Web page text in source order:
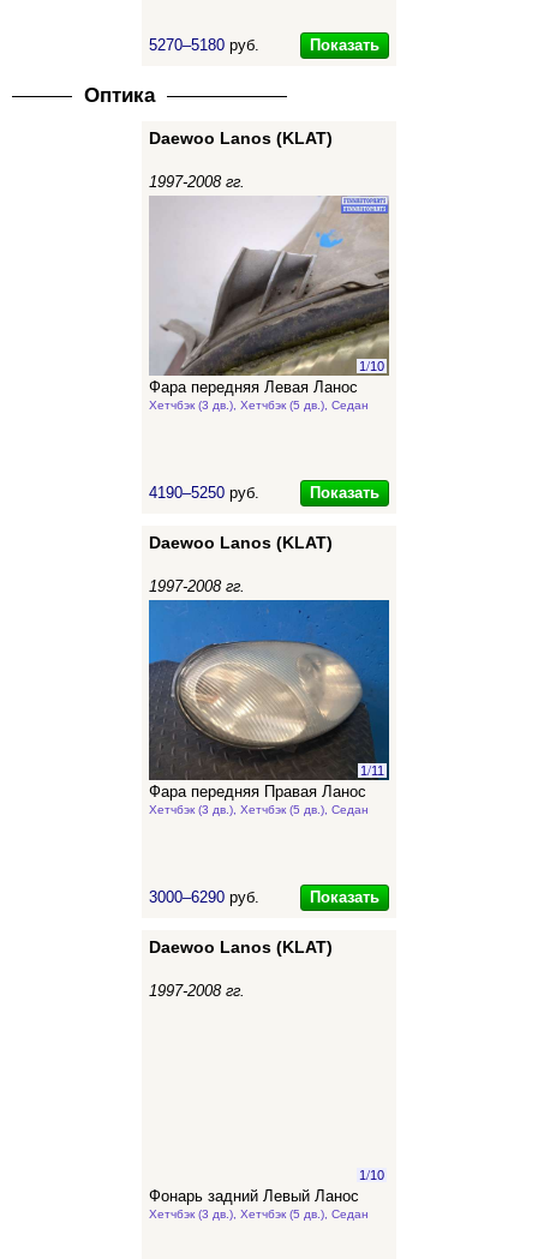
5270–5180 руб. Показать
Оптика
Daewoo Lanos (KLAT)
1997-2008 гг.
1/10
Фара передняя Левая Ланос
Хетчбэк (3 дв.), Хетчбэк (5 дв.), Седан
4190–5250 руб. Показать
Daewoo Lanos (KLAT)
1997-2008 гг.
1/11
Фара передняя Правая Ланос
Хетчбэк (3 дв.), Хетчбэк (5 дв.), Седан
3000–6290 руб. Показать
Daewoo Lanos (KLAT)
1997-2008 гг.
1/10
Фонарь задний Левый Ланос
Хетчбэк (3 дв.), Хетчбэк (5 дв.), Седан